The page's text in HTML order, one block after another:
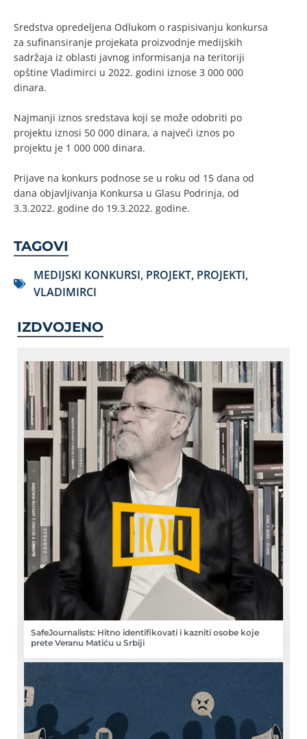
Sredstva opredeljena Odlukom o raspisivanju konkursa
za sufinansiranje projekata proizvodnje medijskih
sadržaja iz oblasti javnog informisanja na teritoriji
opštine Vladimirci u 2022. godini iznose 3 000 000
dinara.
Najmanji iznos sredstava koji se može odobriti po
projektu iznosi 50 000 dinara, a najveći iznos po
projektu je 1 000 000 dinara.
Prijave na konkurs podnose se u roku od 15 dana od
dana objavljivanja Konkursa u Glasu Podrinja, od
3.3.2022. godine do 19.3.2022. godine.
TAGOVI
MEDIJSKI KONKURSI, PROJEKT, PROJEKTI,
VLADIMIRCI
IZDVOJENO
SafeJournalists: Hitno identifikovati i kazniti osobe koje
prete Veranu Matiću u Srbiji